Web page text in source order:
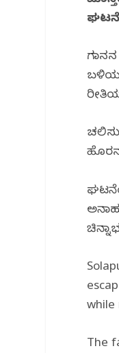
o
ಘಟನೆ
while
The